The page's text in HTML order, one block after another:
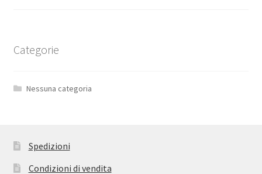
Categorie
Nessuna categoria
Spedizioni
Condizioni di vendita